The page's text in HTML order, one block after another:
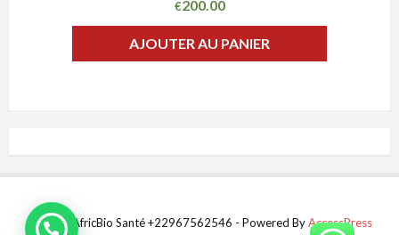
€200.00
AJOUTER AU PANIER
© 2021 AfricBio Santé +22967562546 - Powered ByAccessPress